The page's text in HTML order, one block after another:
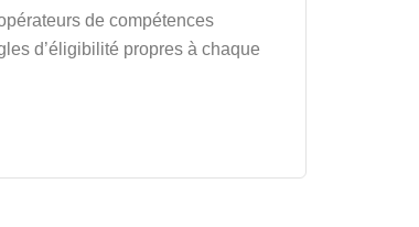
de compétences
d’éligibilité propres à chaque